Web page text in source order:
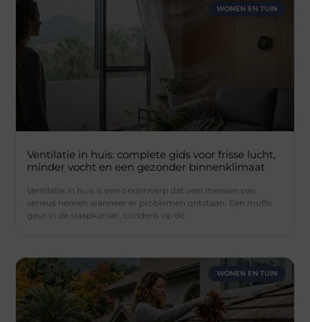
WONEN EN TUIN
Ventilatie in huis: complete gids voor frisse lucht,
minder vocht en een gezonder binnenklimaat
Ventilatie in huis is een onderwerp dat veel mensen pas
serieus nemen wanneer er problemen ontstaan. Een muffe
geur in de slaapkamer, condens op de
WONEN EN TUIN